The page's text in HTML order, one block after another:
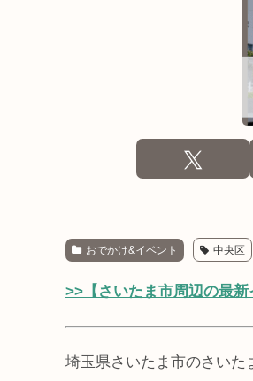
おでかけ&イベント 中央区
>>【さいたま市周辺の最新
埼玉県さいたま市のさいた